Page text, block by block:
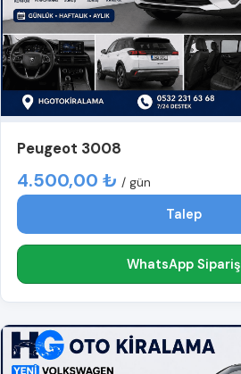
Peugeot 3008
4.500,00 ₺ / gün
Talep
WhatsApp Sipariş